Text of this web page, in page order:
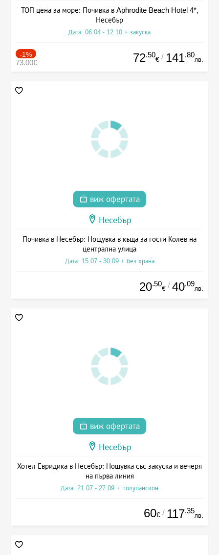
ТОП цена за море: Почивка в Aphrodite Beach Hotel 4*,
Несебър
Дата: 06.04 - 12.10 + закуска
-1%
73.00€ 72.50
€ / 141.80
лв.
виж офертата
Несебър
Почивка в Несебър: Нощувка в къща за гости Колев на
централна улица
Дата: 15.07 - 30.09 + без храна
20.50
€ / 40.09
лв.
виж офертата
Несебър
Хотел Евридика в Несебър: Нощувка със закуска и вечеря
на първа линия
Дата: 21.07 - 27.09 + полупансион
60€ / 117.35
лв.